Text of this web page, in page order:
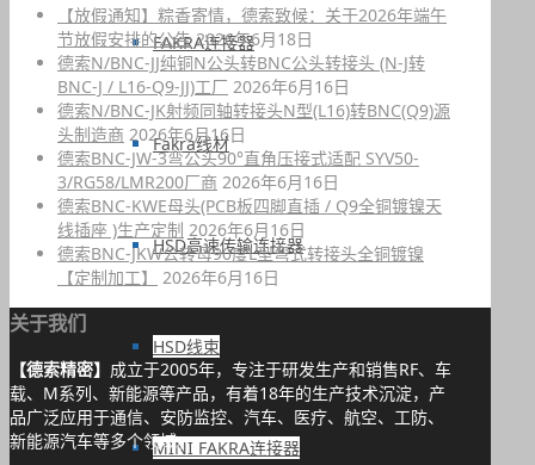
FAKRA连接器
Fakra线材
HSD高速传输连接器
HSD线束
MINI FAKRA连接器
【放假通知】粽香寄情，德索致候：关于2026年端午
节放假安排的公告 2026年6月18日
德索N/BNC-JJ纯铜N公头转BNC公头转接头 (N-J转
BNC-J / L16-Q9-JJ)工厂 2026年6月16日
德索N/BNC-JK射频同轴转接头N型(L16)转BNC(Q9)源
头制造商 2026年6月16日
德索BNC-JW-3弯公头90°直角压接式适配 SYV50-
3/RG58/LMR200厂商 2026年6月16日
德索BNC-KWE母头(PCB板四脚直插 / Q9全铜镀镍天
线插座 )生产定制 2026年6月16日
德索BNC-JKW公转母90度L型弯式转接头全铜镀镍
【定制加工】
2026年6月16日
关于我们
【德索精密】 成立于2005年，专注于研发生产和销售RF、车
载、M系列、新能源等产品，有着18年的生产技术沉淀，产
品广泛应用于通信、安防监控、汽车、医疗、航空、工防、
新能源汽车等多个领域。